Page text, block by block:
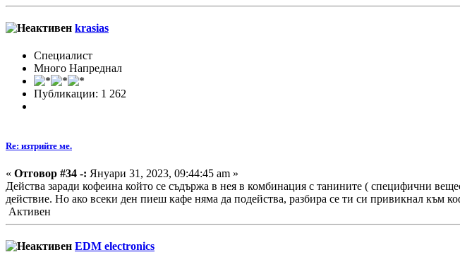
krasias
Специалист
Много Напреднал
Публикации: 1 262
Re: изтрийте ме.
« Отговор #34 -: Януари 31, 2023, 09:44:45 am »
Действа заради кофеина който се съдържа в нея в комбинация с танините ( специфични
действие. Но ако всеки ден пиеш кафе няма да подейства, разбира се ти си привикнал към
Активен
EDM electronics